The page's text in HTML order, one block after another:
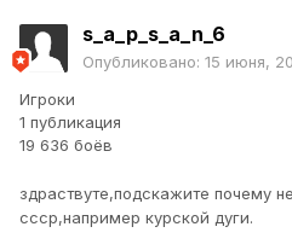
s_a_p_s_a_n_6
Опубликовано: 15 июня,
Игроки
1 публикация
19 636 боёв
здраствуте,подскажите почему
ссср,например курской дуги.